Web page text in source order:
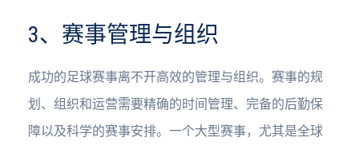
3、赛事管理与组织
成功的足球赛事离不开高效的管理与组织。赛事的规
划、组织和运营需要精确的时间管理、完备的后勤保
障以及科学的赛事安排。一个大型赛事，尤其是全球